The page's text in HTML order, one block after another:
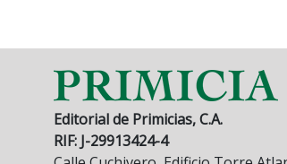
Editorial de Primicias, C.A.
RIF: J-29913424-4